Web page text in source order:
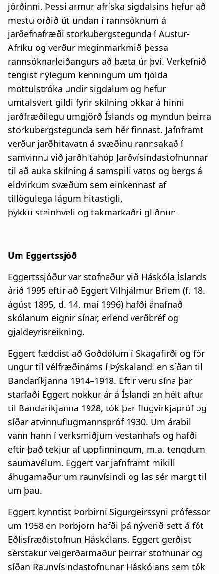
jörðinni. Þessi armur afríska sigdalsins hefur að
mestu orðið út undan í rannsóknum á
jarðefnafræði storkubergstegunda í Austur-
Afríku og verður meginmarkmið þessa
rannsóknarleiðangurs að bæta úr því. Verkefnið
tengist nýlegum kenningum um fjölda
möttulstróka undir sigdalum og hefur
umtalsvert gildi fyrir skilning okkar á hinni
jarðfræðilegu umgjörð Íslands og myndun þeirra
storkubergstegunda sem hér finnast. Jafnframt
verður jarðhitavatn á svæðinu rannsakað í
samvinnu við jarðhitahóp Jarðvísindastofnunnar
til að auka skilning á samspili vatns og bergs á
eldvirkum svæðum sem einkennast af
tillögulega lágum hitastigli,
þykku steinhveli og takmarkaðri gliðnun.
Um Eggertssjóð
Eggertssjóður var stofnaður við Háskóla Íslands
árið 1995 eftir að Eggert Vilhjálmur Briem (f. 18.
ágúst 1895, d. 14. maí 1996) hafði ánafnað
skólanum eignir sínar, erlend verðbréf og
gjaldeyrisreikning.
Eggert fæddist að Goðdölum í Skagafirði og fór
ungur til vélfræðináms í Þýskalandi en síðan til
Bandaríkjanna 1914–1918. Eftir veru sína þar
starfaði Eggert nokkur ár á Íslandi en hélt aftur
til Bandaríkjanna 1928, tók þar flugvirkjapróf og
síðar atvinnuflugmannspróf 1930. Um árabil
vann hann í verksmiðjum vestanhafs og hafði
eftir það tekjur af uppfinningum, m.a. tengdum
saumavélum. Eggert var jafnframt mikill
áhugamaður um raunvísindi og las sér margt til
um þau.
Eggert kynntist Þorbirni Sigurgeirssyni prófessor
um 1958 en Þorbjörn hafði þá nýverið sett á fót
Eðlisfræðistofnun Háskólans. Eggert gerðist
sérstakur velgerðarmaður þeirrar stofnunar og
síðan Raunvísindastofnunar Háskólans sem tók